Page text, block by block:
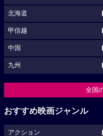
北海道
甲信越
中国
九州
全国
おすすめ映画ジャンル
アクション